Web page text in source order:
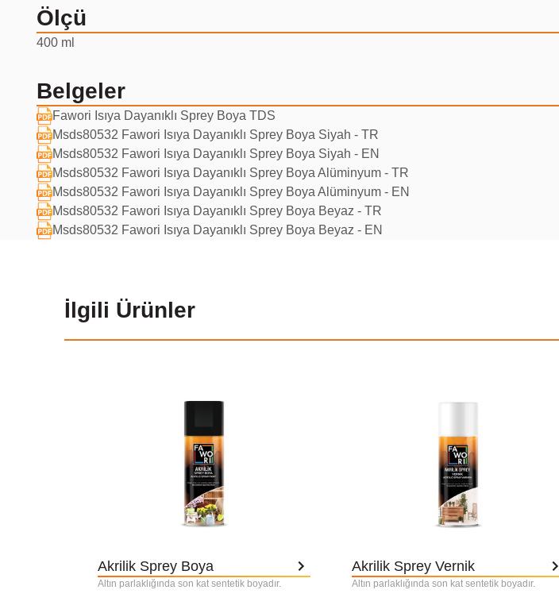
Ölçü
400 ml
Belgeler
Fawori Isıya Dayanıklı Sprey Boya TDS
Msds80532 Fawori Isıya Dayanıklı Sprey Boya Siyah - TR
Msds80532 Fawori Isıya Dayanıklı Sprey Boya Siyah - EN
Msds80532 Fawori Isıya Dayanıklı Sprey Boya Alüminyum - TR
Msds80532 Fawori Isıya Dayanıklı Sprey Boya Alüminyum - EN
Msds80532 Fawori Isıya Dayanıklı Sprey Boya Beyaz - TR
Msds80532 Fawori Isıya Dayanıklı Sprey Boya Beyaz - EN
İlgili Ürünler
Akrilik Sprey Boya
Altın parlaklığında son kat sentetik boyadır.
Akrilik Sprey Vernik
Altın parlaklığında son kat sentetik boyadır.